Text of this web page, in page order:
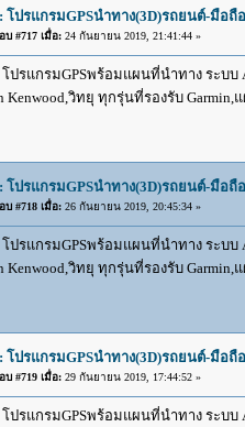
โปรแกรมGPSนำทาง(3D)รถยนต์-มือ
บ #717 เมื่อ:24 กันยายน 2019, 21:41:44 »
โปรแกรมGPSพร้อมแผนที่นำทาง ระบบ
Kenwood,วิทยุ ทุกรุ่นที่รองรับ
โปรแกรมGPSนำทาง(3D)รถยนต์-มือ
บ #718 เมื่อ:26 กันยายน 2019, 20:45:34 »
โปรแกรมGPSพร้อมแผนที่นำทาง ระบบ
Kenwood,วิทยุ ทุกรุ่นที่รองรับ
โปรแกรมGPSนำทาง(3D)รถยนต์-มือ
บ #719 เมื่อ:29 กันยายน 2019, 17:44:52 »
โปรแกรมGPSพร้อมแผนที่นำทาง ระบบ